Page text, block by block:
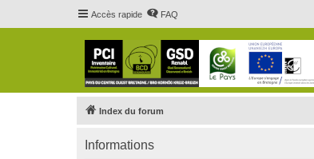
Accès rapide FAQ
Index du forum
Informations